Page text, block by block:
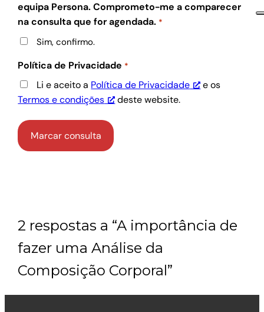
equipa Persona. Comprometo-me a comparecer
na consulta que for agendada. *
Sim, confirmo.
Política de Privacidade *
Li e aceito a Política de Privacidade
e os
Termos e condições
deste website.
2 respostas a “A importância de
fazer uma Análise da
Composição Corporal”